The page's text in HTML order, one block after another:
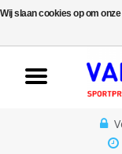
Home
Van der Storm
Sportprijzen
Wij slaan cookies op om